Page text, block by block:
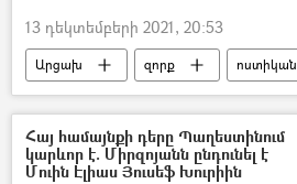
13 դեկտեմբերի 2021, 20:53
Արցախ զորք ոստիկան
Հայ համայնքի դերը Պաղեստինում
կարևոր է. Միրզոյանն ընդունել է
Մուին Էլիաս Յուսեֆ Խուրիին